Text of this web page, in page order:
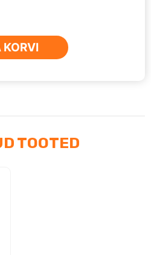
KORVI
TOOTED